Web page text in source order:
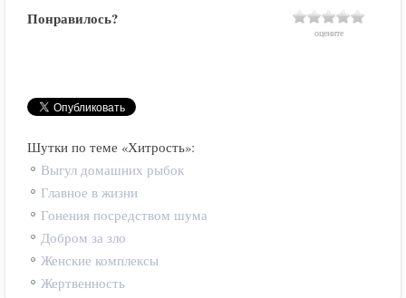
Понравилось?
оцените
Шутки по теме «Хитрость»:
Выгул домашних рыбок
Главное в жизни
Гонения посредством шума
Добром за зло
Женские комплексы
Жертвенность